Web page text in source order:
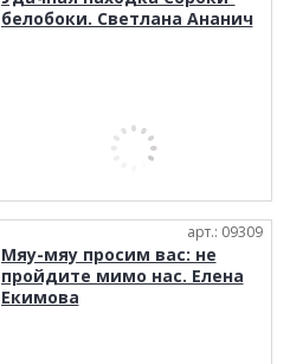
белобоки. Светлана Ананич
арт.: 09309
Мяу-мяу просим вас: не
пройдите мимо нас. Елена
Екимова